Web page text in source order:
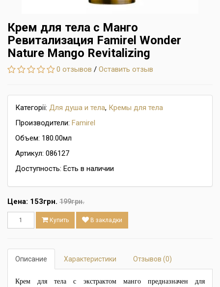
Крем для тела с Манго
Ревитализация Famirel Wonder
Nature Mango Revitalizing
0 отзывов / Оставить отзыв
Категорії: Для душа и тела, Кремы для тела
Производители: Famirel
Объем: 180.00мл
Артикул: 086127
Доступность: Есть в наличии
Цена: 153грн. 199грн.
Купить В закладки
Описание Характеристики Отзывов (0)
Крем для тела с экстрактом манго предназначен для